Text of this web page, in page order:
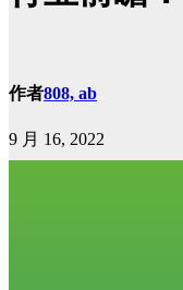
作者808, ab
9 月 16, 2022